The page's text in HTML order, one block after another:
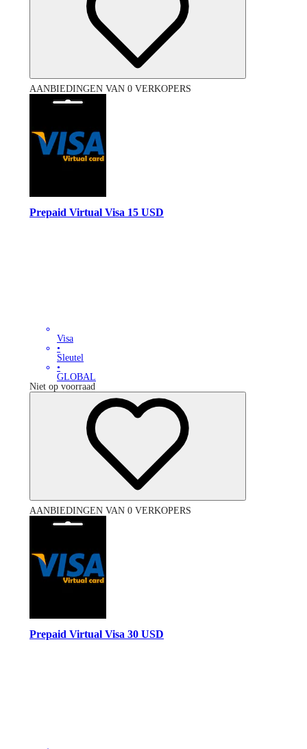
AANBIEDINGEN VAN 0 VERKOPERS
Prepaid Virtual Visa 15 USD
Visa
•
Sleutel
•
GLOBAL
Niet op voorraad
AANBIEDINGEN VAN 0 VERKOPERS
Prepaid Virtual Visa 30 USD